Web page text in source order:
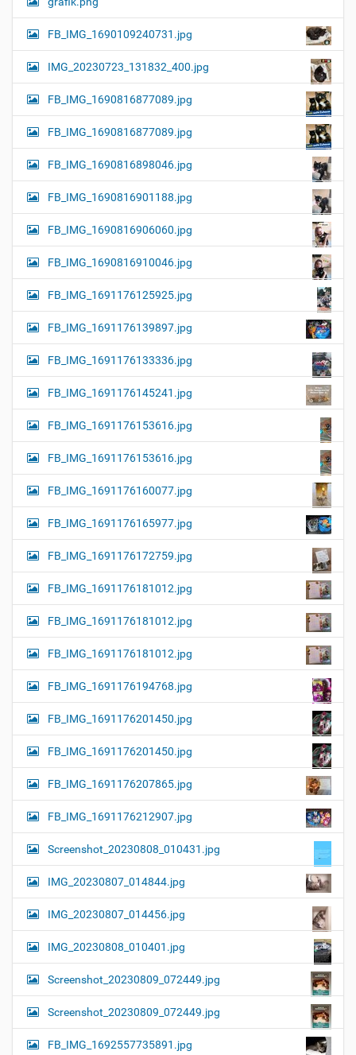
FB_IMG_1690109240731.jpg
IMG_20230723_131832_400.jpg
FB_IMG_1690816877089.jpg
FB_IMG_1690816877089.jpg
FB_IMG_1690816898046.jpg
FB_IMG_1690816901188.jpg
FB_IMG_1690816906060.jpg
FB_IMG_1690816910046.jpg
FB_IMG_1691176125925.jpg
FB_IMG_1691176139897.jpg
FB_IMG_1691176133336.jpg
FB_IMG_1691176145241.jpg
FB_IMG_1691176153616.jpg
FB_IMG_1691176153616.jpg
FB_IMG_1691176160077.jpg
FB_IMG_1691176165977.jpg
FB_IMG_1691176172759.jpg
FB_IMG_1691176181012.jpg
FB_IMG_1691176181012.jpg
FB_IMG_1691176181012.jpg
FB_IMG_1691176194768.jpg
FB_IMG_1691176201450.jpg
FB_IMG_1691176201450.jpg
FB_IMG_1691176207865.jpg
FB_IMG_1691176212907.jpg
Screenshot_20230808_010431.jpg
IMG_20230807_014844.jpg
IMG_20230807_014456.jpg
IMG_20230808_010401.jpg
Screenshot_20230809_072449.jpg
Screenshot_20230809_072449.jpg
FB_IMG_1692557735891.jpg